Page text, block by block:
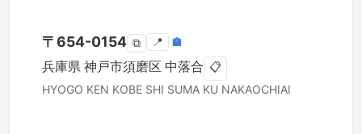
〒654-0154 ⧉ 📍 🏣
兵庫県 神戸市須磨区 中落合 📋
HYOGO KEN KOBE SHI SUMA KU NAKAOCHIAI